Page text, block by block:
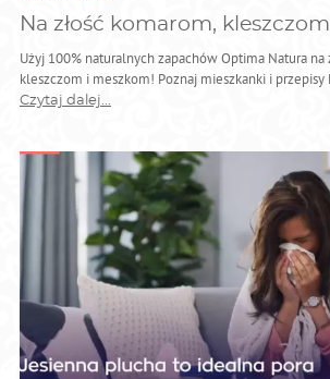
Na złość komarom,
Użyj 100% naturalnych zapachów Optima Natura na
kleszczom i meszkom! Poznaj mieszkanki i przepisy
Czytaj dalej...